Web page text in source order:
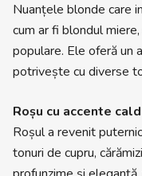
Nuanțele blonde care
cum ar fi blondul
populare. Ele oferă un
potrivește cu diverse
Roșu cu accente
Roșul a revenit
tonuri de cupru,